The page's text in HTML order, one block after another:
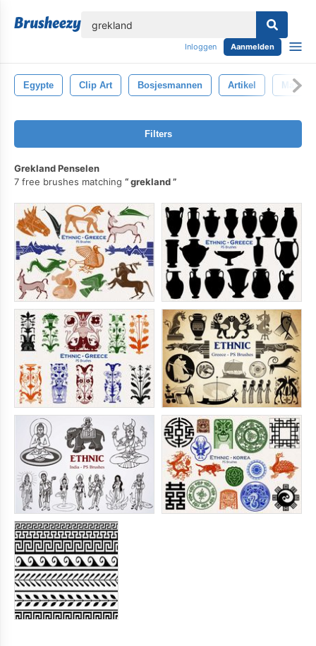
Inloggen Aanmelden
Egypte Clip Art Bosjesmannen Artikel
Filters
Grekland Penselen
7 free brushes matching
grekland